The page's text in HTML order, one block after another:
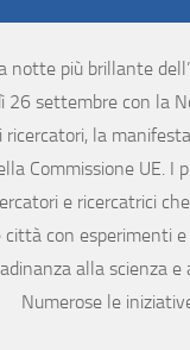
notte più brillante
26 settembre con la
ricercatori, la
Commissione UE. I
e ricercatrici
città con esperimenti
alla scienza e
Numerose le